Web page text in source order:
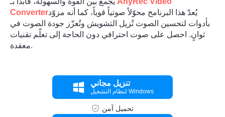
Converterيُعدّ هذا البرنامج محوّلاً صوتياً قوياً، كما أنه مزوّد
بأدوات لتحسين الصوت تُزيل التشويش وتُعزّز جودة الصوت في
ثوانٍ. احصل على صوت احترافي دون الحاجة إلى تعلّم تقنيات
معقدة.
تنزيل مجاني
لنظام التشغيل Windows
تحميل آمن